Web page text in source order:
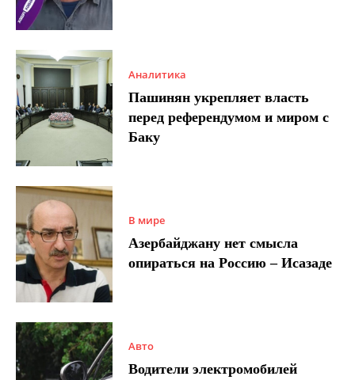
Аналитика
Пашинян укрепляет власть
перед референдумом и миром с
Баку
В мире
Азербайджану нет смысла
опираться на Россию – Исазаде
Авто
Водители электромобилей